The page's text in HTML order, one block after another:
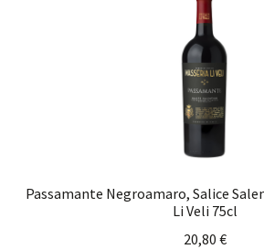
Passamante Negroamaro, Salice
Li Veli 75cl
20,80 €